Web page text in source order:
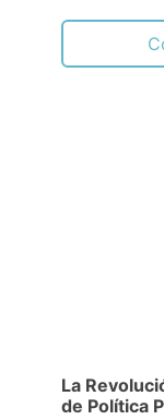
La
de Política